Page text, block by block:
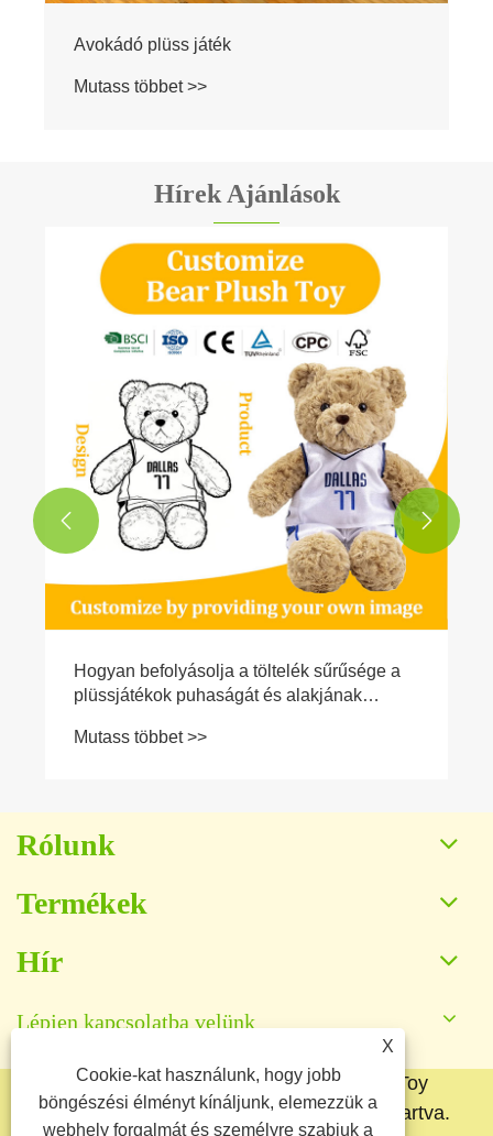
Avokádó plüss játék
Mutass többet >>
Hírek Ajánlások
Hogyan befolyásolja a töltelék sűrűsége a
plüssjátékok puhaságát és alakjának
Mutass többet >>
 
Rólunk
Termékek
Hír
Lépjen kapcsolatba velünk
Copyright © 2025 Baoding Yuankang Toy
Manufacturing Co., Ltd. Minden jog fenntartva.
X
Cookie-kat használunk, hogy jobb
böngészési élményt kínáljunk, elemezzük a
webhely forgalmát és személyre szabjuk a